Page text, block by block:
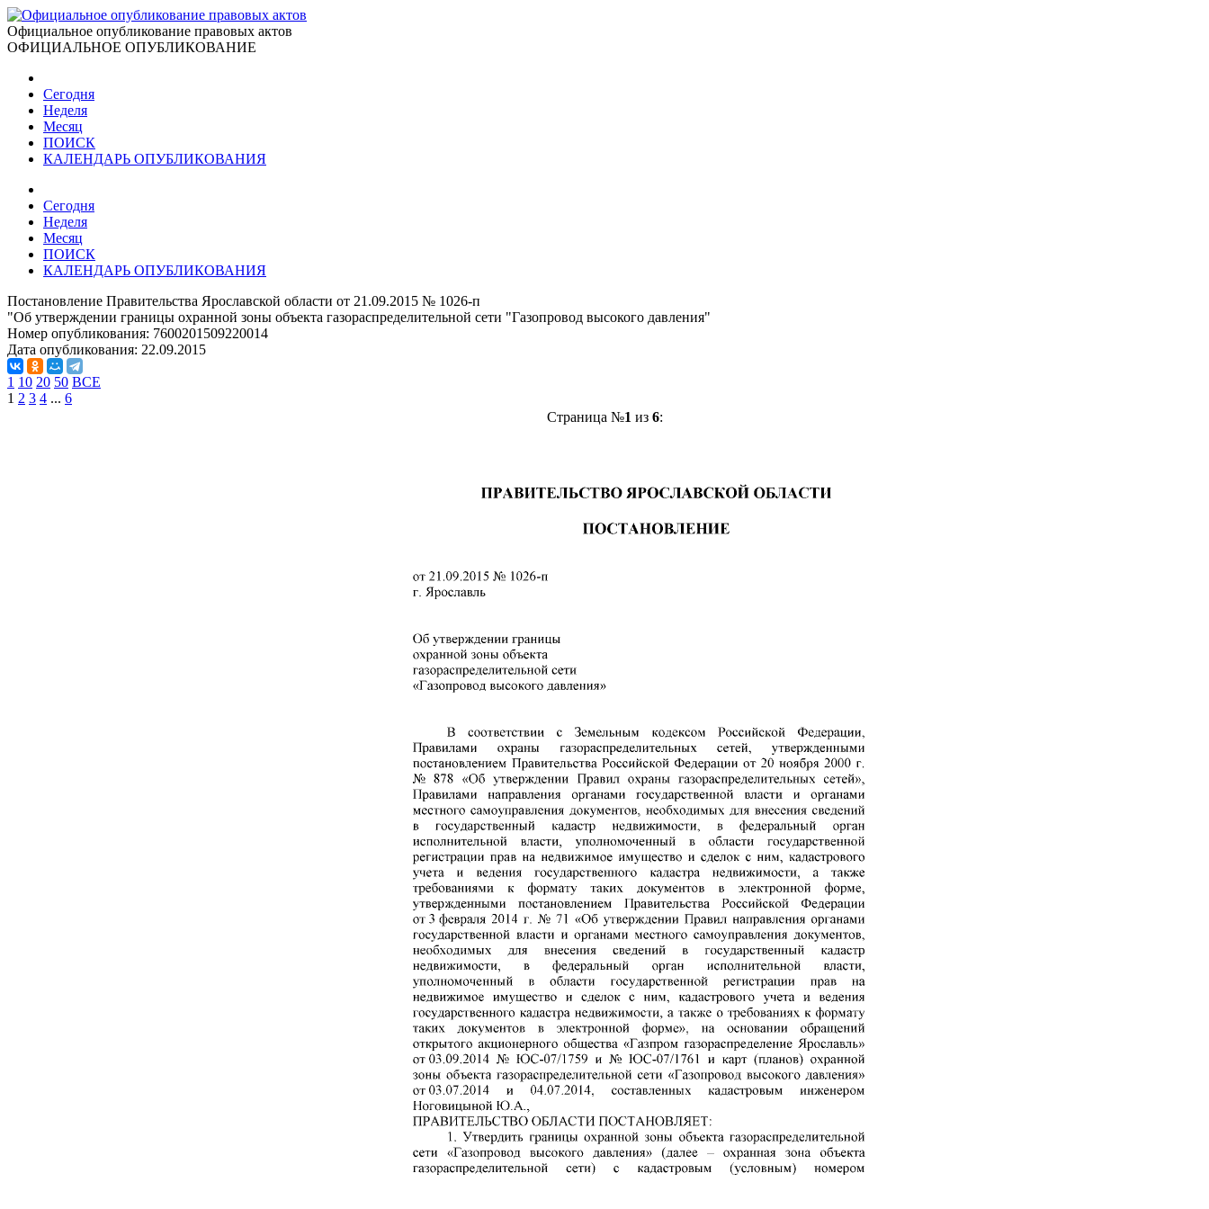
Официальное опубликование правовых актов
ОФИЦИАЛЬНОЕ ОПУБЛИКОВАНИЕ
Сегодня
Неделя
Месяц
ПОИСК
КАЛЕНДАРЬ ОПУБЛИКОВАНИЯ
Сегодня
Неделя
Месяц
ПОИСК
КАЛЕНДАРЬ ОПУБЛИКОВАНИЯ
Постановление Правительства Ярославской области от 21.09.2015 № 1026-п
"Об утверждении границы охранной зоны объекта газораспределительной сети "Газопровод высокого давления"
Номер опубликования: 7600201509220014
Дата опубликования: 22.09.2015
1 10 20 50 ВСЕ
1 2 3 4 ... 6
Страница №1 из 6: